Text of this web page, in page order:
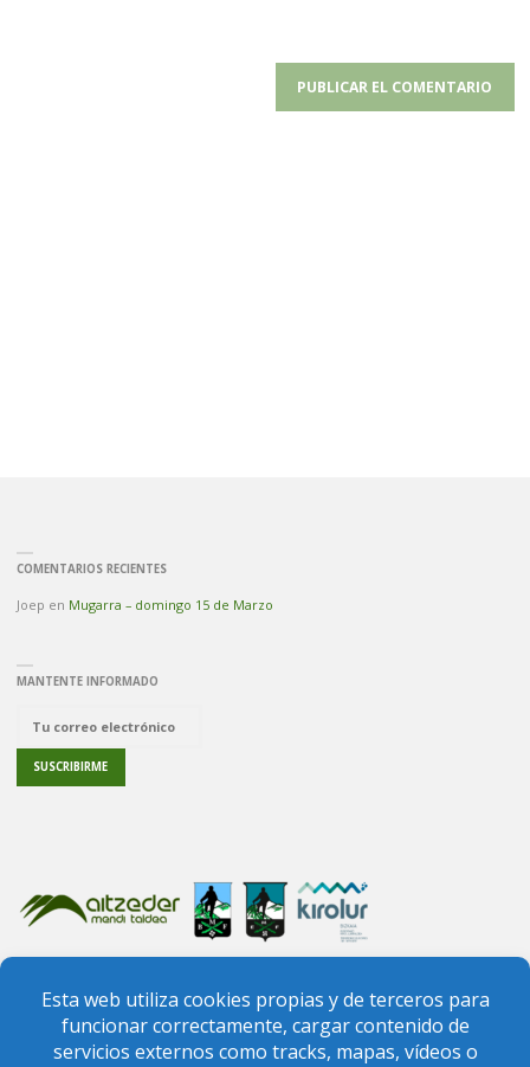
COMENTARIOS RECIENTES
Joep en Mugarra – domingo 15 de Marzo
MANTENTE INFORMADO
PREGUNTAS FRECUENTES
CONTACTO